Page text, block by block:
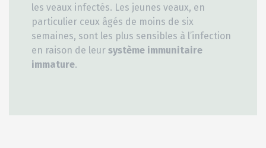
les veaux infectés. Les jeunes veaux, en
particulier ceux âgés de moins de six
semaines, sont les plus sensibles à l’infection
en raison de leur système immunitaire
immature.